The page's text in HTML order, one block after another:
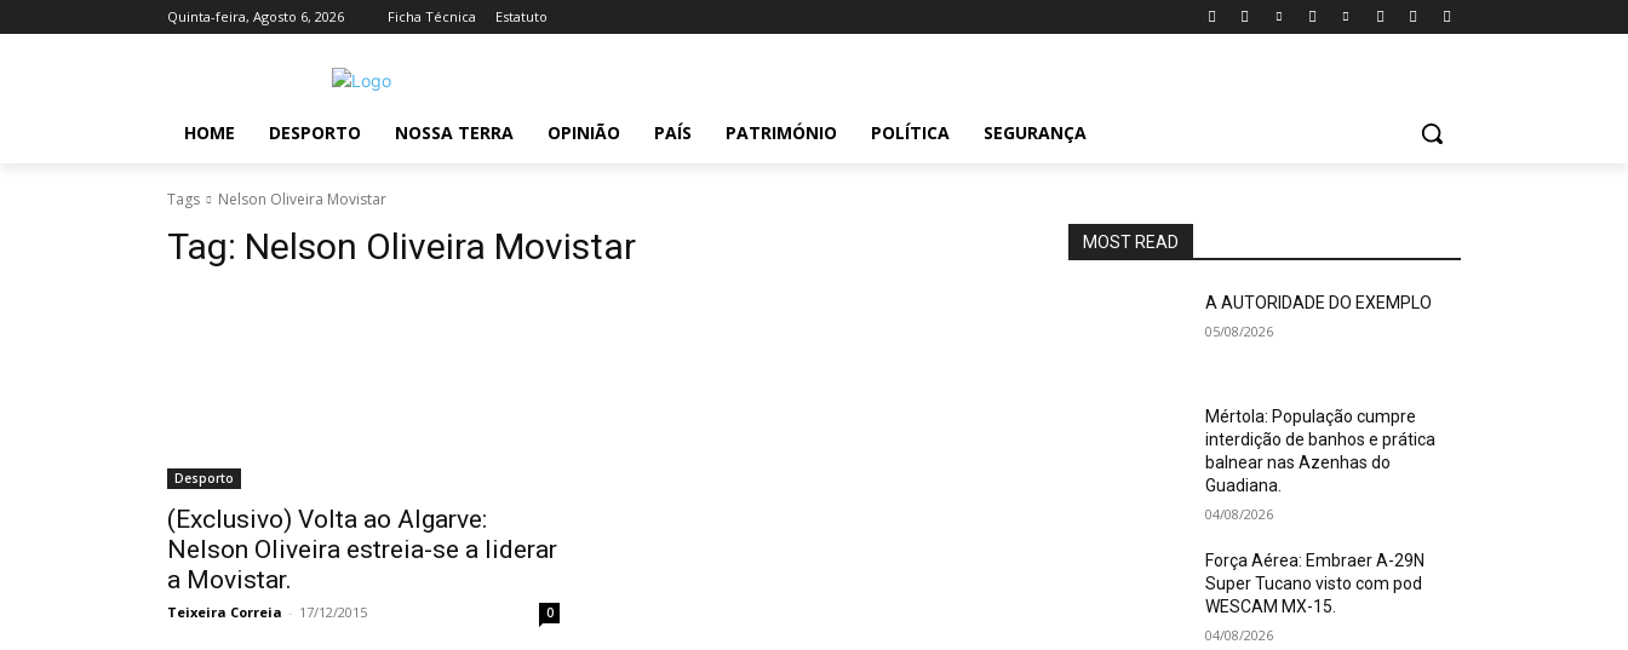
Quinta-feira, Agosto 6, 2026 Ficha Técnica Estatuto
HOME DESPORTO NOSSA TERRA OPINIÃO PAÍS PATRIMÓNIO POLÍTICA SEGURANÇA
Tags Nelson Oliveira Movistar
Tag: Nelson Oliveira Movistar
Desporto
(Exclusivo) Volta ao Algarve:
Nelson Oliveira estreia-se a liderar
a Movistar.
Teixeira Correia - 17/12/2015 0
MOST READ
A AUTORIDADE DO EXEMPLO
05/08/2026
Mértola: População cumpre
interdição de banhos e prática
balnear nas Azenhas do
Guadiana.
04/08/2026
Força Aérea: Embraer A-29N
Super Tucano visto com pod
WESCAM MX-15.
04/08/2026